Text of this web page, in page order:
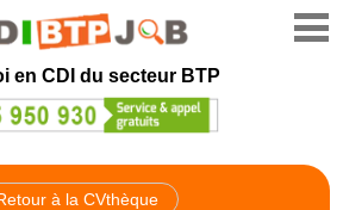
en CDI du secteur BTP
à la CVthèque